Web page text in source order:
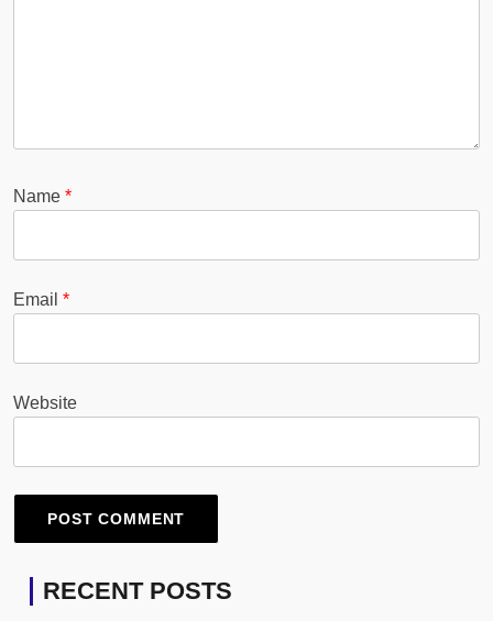
Name *
Email *
Website
RECENT POSTS